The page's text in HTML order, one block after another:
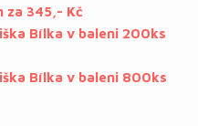
za 345,- Kč
Bílka v baleni 200ks
Bílka v baleni 800ks